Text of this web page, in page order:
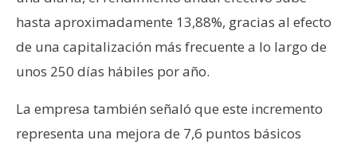
hasta aproximadamente 13,88%, gracias al efecto
de una capitalización más frecuente a lo largo de
unos 250 días hábiles por año.
La empresa también señaló que este incremento
representa una mejora de 7,6 puntos básicos